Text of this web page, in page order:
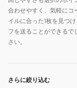
合わせやすく、気軽にコ
イルに合った1枚を見つ
フを送ることができるで
さい。
さらに絞り込む